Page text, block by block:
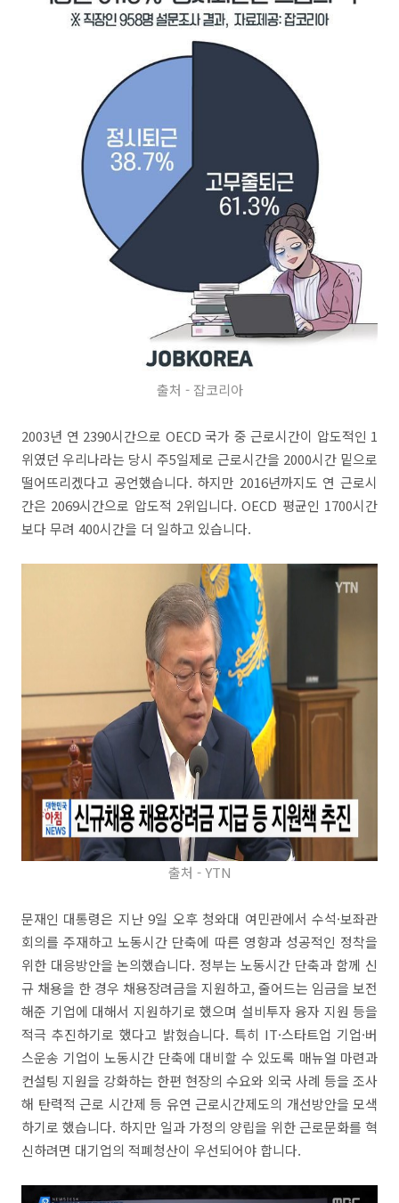
출처 - 잡코리아
2003년 연 2390시간으로 OECD 국가 중 근로시간이 압도적인 1
위였던 우리나라는 당시 주5일제로 근로시간을 2000시간 밑으로
떨어뜨리겠다고 공언했습니다. 하지만 2016년까지도 연 근로시
간은 2069시간으로 압도적 2위입니다. OECD 평균인 1700시간
보다 무려 400시간을 더 일하고 있습니다.
출처 - YTN
문재인 대통령은 지난 9일 오후 청와대 여민관에서 수석·보좌관
회의를 주재하고 노동시간 단축에 따른 영향과 성공적인 정착을
위한 대응방안을 논의했습니다. 정부는 노동시간 단축과 함께 신
규 채용을 한 경우 채용장려금을 지원하고, 줄어드는 임금을 보전
해준 기업에 대해서 지원하기로 했으며 설비투자 융자 지원 등을
적극 추진하기로 했다고 밝혔습니다. 특히 IT·스타트업 기업·버
스운송 기업이 노동시간 단축에 대비할 수 있도록 매뉴얼 마련과
컨설팅 지원을 강화하는 한편 현장의 수요와 외국 사례 등을 조사
해 탄력적 근로 시간제 등 유연 근로시간제도의 개선방안을 모색
하기로 했습니다. 하지만 일과 가정의 양립을 위한 근로문화를 혁
신하려면 대기업의 적폐청산이 우선되어야 합니다.